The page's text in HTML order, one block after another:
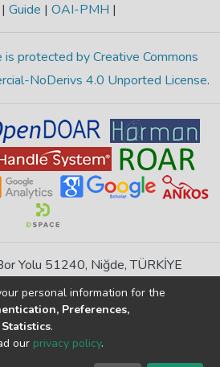
| Guide | OAI-PMH |
is protected by Creative Commons
NoDerivs 4.0 Unported License.
Yolu 51240, Niğde, TÜRKİYE
in content please report us
Powered by
copyright © 2002-2026
personal information for the
Preferences,
.
our privacy policy.